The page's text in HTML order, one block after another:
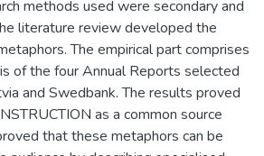
methods used were secondary and
literature review developed the
The empirical part comprises
of the four Annual Reports selected
and Swedbank. The results proved
as a common source
that these metaphors can be